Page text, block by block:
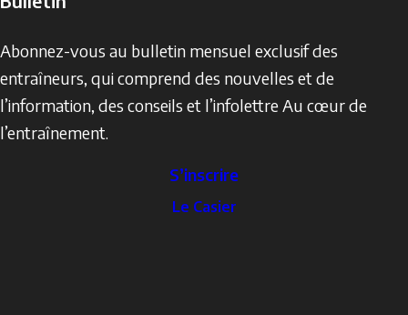
Abonnez-vous au bulletin mensuel exclusif des
entraîneurs, qui comprend des nouvelles et de
l’information, des conseils et l’infolettre Au cœur de
l’entraînement.
S’inscrire
Le Casier